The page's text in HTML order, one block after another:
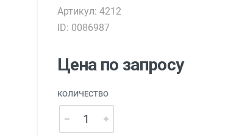
Артикул: 4212
ID: 0086987
Цена по запросу
КОЛИЧЕСТВО